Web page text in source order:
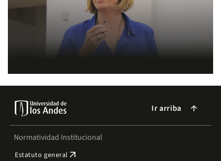
Ir arriba arrow_forward
Normatividad Institucional
Estatuto general arrow_outward